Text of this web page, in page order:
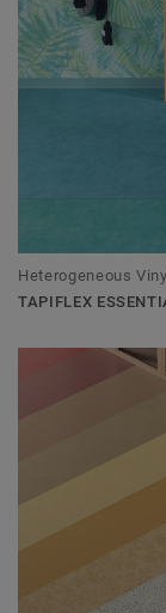
Heterogeneous
TAPIFLEX